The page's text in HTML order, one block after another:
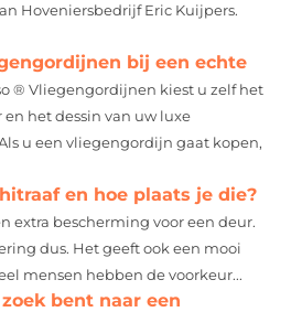
Hoveniersbedrijf Eric Kuijpers.
bij een echte
® Vliegengordijnen kiest u zelf het
het dessin van uw luxe
u een vliegengordijn gaat kopen,
en hoe plaats je die?
extra bescherming voor een deur.
dus. Het geeft ook een mooi
mensen hebben de voorkeur...
bent naar een